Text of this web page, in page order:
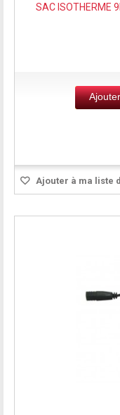
SAC ISOTHERME
Ajouter à ma liste